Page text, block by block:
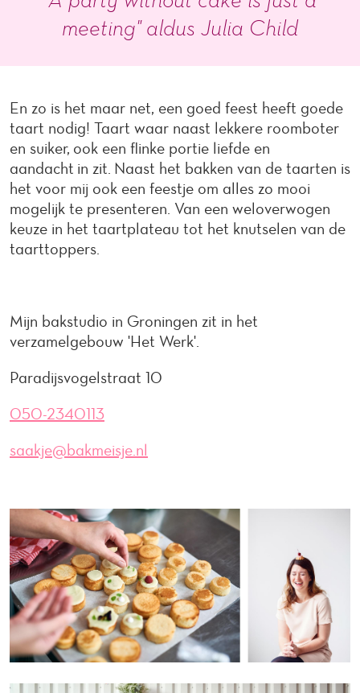
meeting" aldus Julia Child
En zo is het maar net, een goed feest heeft goede
taart nodig! Taart waar naast lekkere roomboter
en suiker, ook een flinke portie liefde en
aandacht in zit. Naast het bakken van de taarten is
het voor mij ook een feestje om alles zo mooi
mogelijk te presenteren. Van een weloverwogen
keuze in het taartplateau tot het knutselen van de
taarttoppers.
Mijn bakstudio in Groningen zit in het
verzamelgebouw 'Het Werk'.
Paradijsvogelstraat 10
050-2340113
saakje@bakmeisje.nl